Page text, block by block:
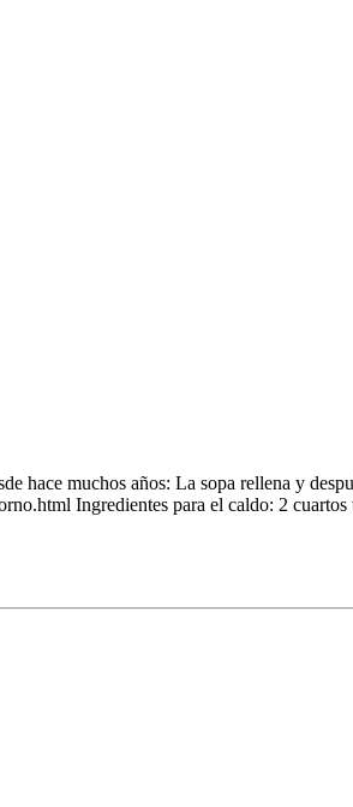
hace muchos años: La sopa rellena y
Ingredientes para el caldo: 2